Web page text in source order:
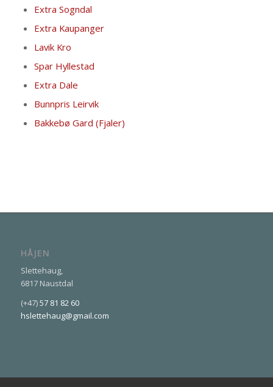
Extra Sogndal
Extra Kaupanger
Lavik Kro
Spar Hyllestad
Extra Dale
Bunnpris Leirvik
Bakkebø Gard (Fjaler)
HÅJEN
Slettehaug,
6817 Naustdal
(+47)57 81 82 60
hslettehaug@gmail.com